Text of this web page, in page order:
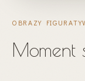
OBRAZY
Moment